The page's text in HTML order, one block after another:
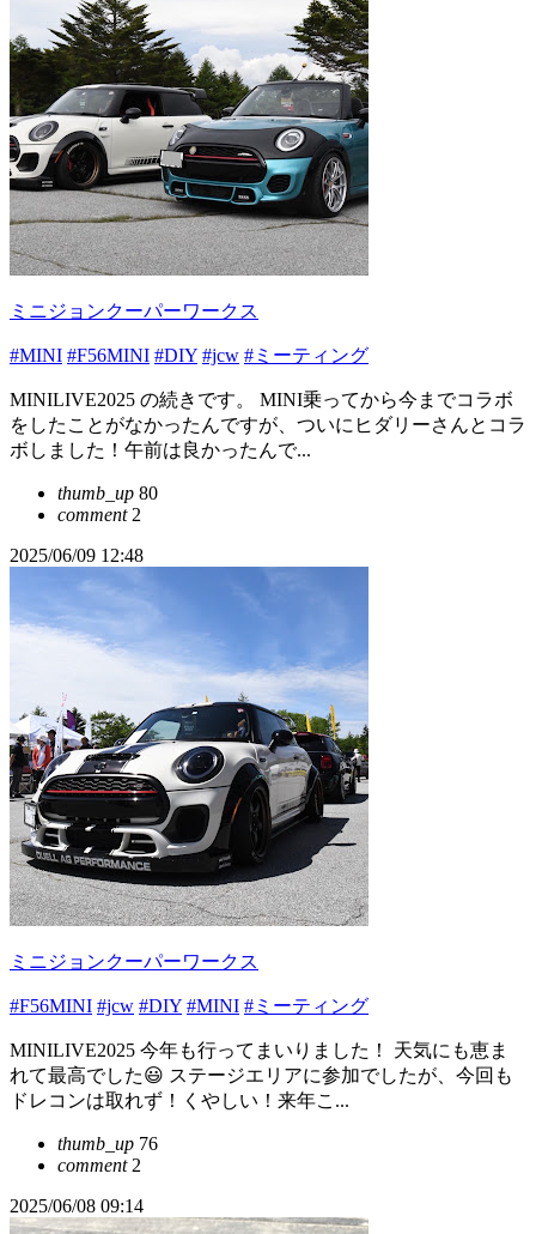
ミニジョンクーパーワークス
#MINI #F56MINI #DIY #jcw #ミーティング
MINILIVE2025 の続きです。 MINI乗ってから今までコラボ
をしたことがなかったんですが、ついにヒダリーさんとコラ
ボしました！午前は良かったんで...
thumb_up 80
comment2
2025/06/09 12:48
ミニジョンクーパーワークス
#F56MINI #jcw #DIY #MINI #ミーティング
MINILIVE2025 今年も行ってまいりました！ 天気にも恵ま
れて最高でした😃 ステージエリアに参加でしたが、今回も
ドレコンは取れず！くやしい！来年こ...
thumb_up 76
comment2
2025/06/08 09:14